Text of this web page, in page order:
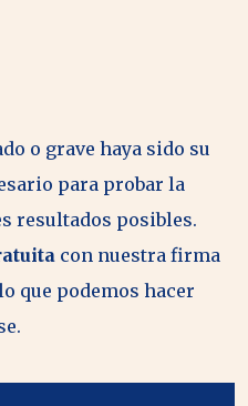
o grave haya sido su
para probar la
resultados posibles.
con nuestra firma
que podemos hacer